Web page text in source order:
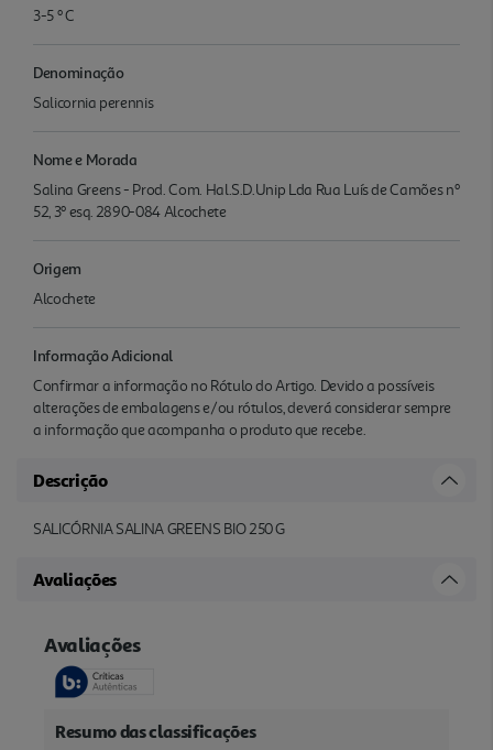
3-5 º C
Denominação
Salicornia perennis
Nome e Morada
Salina Greens - Prod. Com. Hal.S.D.Unip Lda Rua Luís de Camões nº
52, 3º esq. 2890-084 Alcochete
Origem
Alcochete
Informação Adicional
Confirmar a informação no Rótulo do Artigo. Devido a possíveis
alterações de embalagens e/ou rótulos, deverá considerar sempre
a informação que acompanha o produto que recebe.
Descrição
SALICÓRNIA SALINA GREENS BIO 250 G
Avaliações